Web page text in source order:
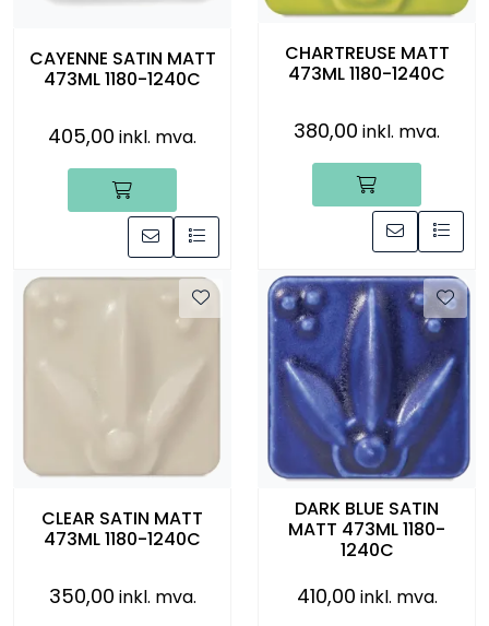
CAYENNE SATIN MATT
473ML 1180-1240C
405,00 inkl. mva.
CHARTREUSE MATT
473ML 1180-1240C
380,00 inkl. mva.
CLEAR SATIN MATT
473ML 1180-1240C
350,00 inkl. mva.
DARK BLUE SATIN
MATT 473ML 1180-
1240C
410,00 inkl. mva.